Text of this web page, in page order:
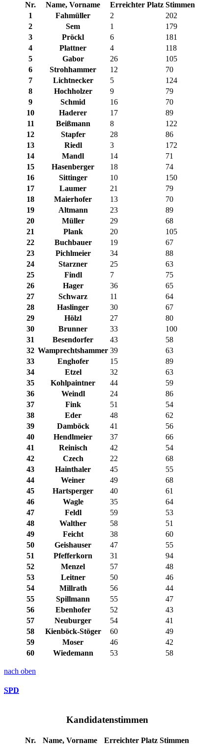
Nr. Name, Vorname Erreichter Platz Stimmen
1
Fahmüller 2
202
2
Sem 1
179
3
Pröckl 6
181
4
Plattner 4
118
5
Gabor 26
105
6
Strohhammer 12
70
7
Lichtnecker 5
124
8
Hochholzer 9
79
9
Schmid 16
70
10
Haderer 17
89
11
Beißmann 8
122
12
Stapfer 28
86
13
Riedl 3
172
14
Mandl 14
71
15
Hasenberger 18
74
16
Sittinger 10
150
17
Laumer 21
79
18
Maierhofer 13
70
19
Altmann 23
89
20
Müller 29
68
21
Plank 20
105
22
Buchbauer 19
67
23
Pichlmeier 34
88
24
Starzner 25
63
25
Findl 7
75
26
Hager 36
65
27
Schwarz 11
64
28
Haslinger 30
67
29
Hölzl 27
80
30
Brunner 33
100
31
Besendorfer 43
58
32 Wamprechtshammer 39
63
33
Enghofer 15
89
34
Etzel 32
63
35
Kohlpaintner 44
59
36
Weindl 24
86
37
Fink 51
54
38
Eder 48
62
39
Damböck 41
56
40
Hendlmeier 37
66
41
Reinisch 42
54
42
Czech 22
68
43
Hainthaler 45
55
44
Weiner 49
68
45
Hartsperger 40
61
46
Wagle 35
64
47
Feldl 59
53
48
Walther 58
51
49
Feicht 38
60
50
Geishauser 47
55
51
Pfefferkorn 31
94
52
Menzel 57
48
53
Leitner 50
46
54
Millrath 56
44
55
Spillmann 55
47
56
Ebenhofer 52
43
57
Neuburger 54
41
58
Kienböck-Stöger 60
49
59
Moser 46
42
60
Wiedemann 53 58
nach oben
SPD
Kandidatenstimmen
Nr. Name, Vorname Erreichter Platz Stimmen